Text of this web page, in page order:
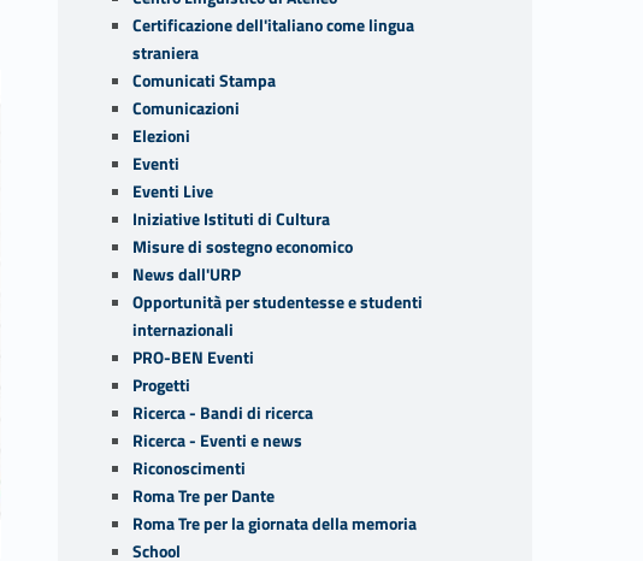
Certificazione dell'italiano come lingua
straniera
Comunicati Stampa
Comunicazioni
Elezioni
Eventi
Eventi Live
Iniziative Istituti di Cultura
Misure di sostegno economico
News dall'URP
Opportunità per studentesse e studenti
internazionali
PRO-BEN Eventi
Progetti
Ricerca - Bandi di ricerca
Ricerca - Eventi e news
Riconoscimenti
Roma Tre per Dante
Roma Tre per la giornata della memoria
School